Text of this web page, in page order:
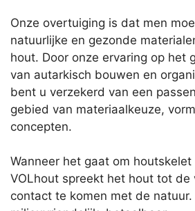
Onze overtuiging is dat men
natuurlijke en gezonde
hout. Door onze ervaring op het
van autarkisch bouwen en
bent u verzekerd van een
gebied van materiaalkeuze,
concepten.
Wanneer het gaat om
VOLhout spreekt het hout tot de
contact te komen met de